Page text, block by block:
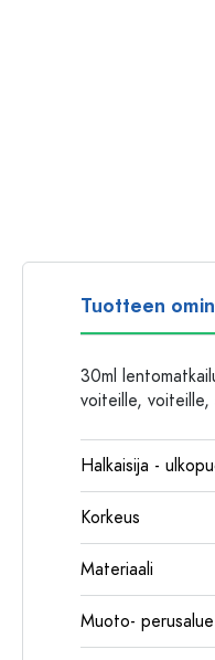
Tuotteen
30ml
voiteille, voiteille,
Halkaisija -
Korkeus
Materiaali
Muoto- perusalue